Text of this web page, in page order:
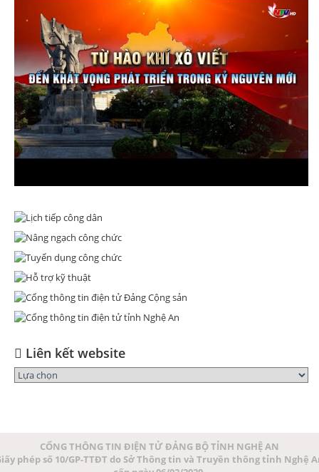
Liên kết website
CỔNG THÔNG TIN ĐIỆN TỬ ĐẢNG BỘ TỈNH NGHỆ AN
phép số 10/GP-TTĐT do Sở Thông tin và Truyền thông tỉnh Nghệ